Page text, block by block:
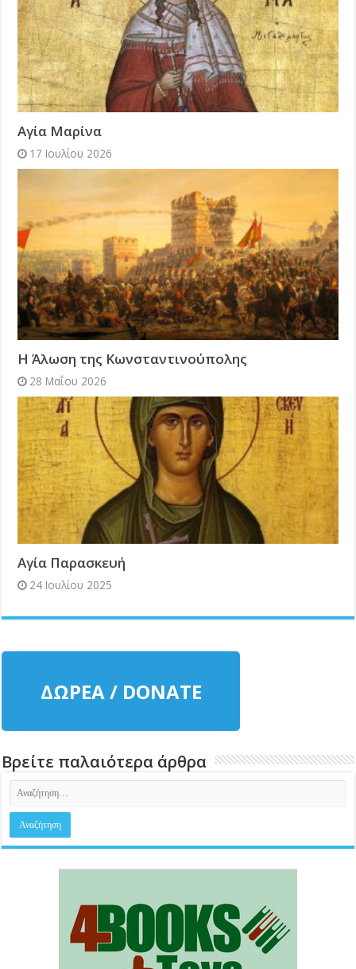
Αγία Μαρίνα
17 Ιουλίου 2026
Η Άλωση της Κωνσταντινούπολης
28 Μαΐου 2026
Αγία Παρασκευή
24 Ιουλίου 2025
ΔΩΡΕΑ / DONATE
Βρείτε παλαιότερα άρθρα